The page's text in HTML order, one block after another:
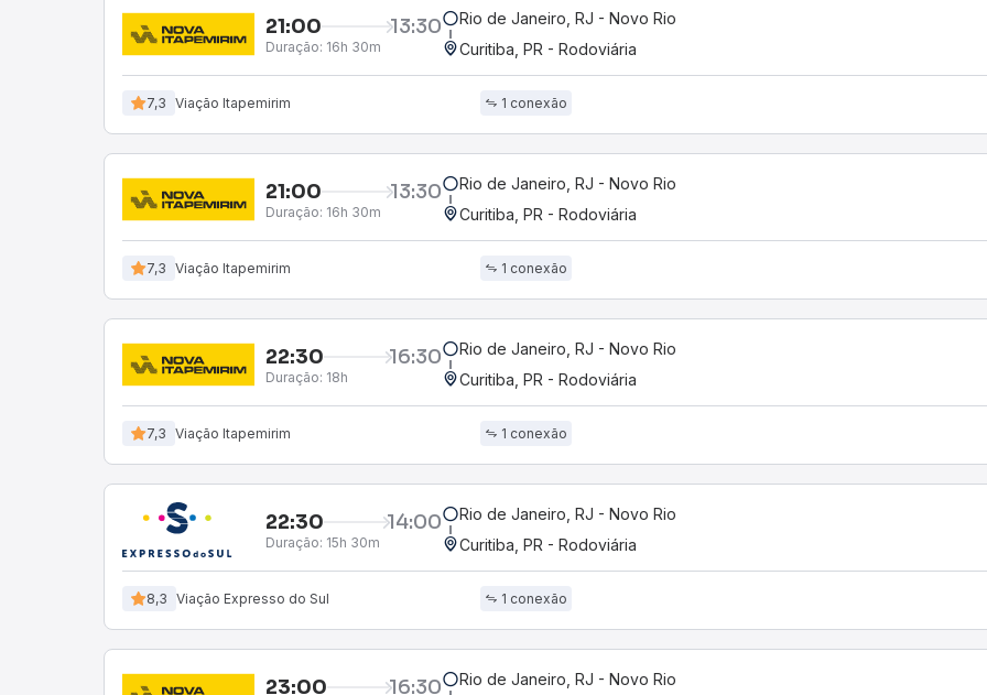
21:00 13:30
Duração: 16h 30m
Rio de Janeiro, RJ - Novo Rio
Curitiba, PR - Rodoviária
7,3 Viação Itapemirim 1 conexão
21:00 13:30
Duração: 16h 30m
Rio de Janeiro, RJ - Novo Rio
Curitiba, PR - Rodoviária
7,3 Viação Itapemirim 1 conexão
22:30 16:30
Duração: 18h
Rio de Janeiro, RJ - Novo Rio
Curitiba, PR - Rodoviária
7,3 Viação Itapemirim 1 conexão
22:30 14:00
Duração: 15h 30m
Rio de Janeiro, RJ - Novo Rio
Curitiba, PR - Rodoviária
8,3 Viação Expresso do Sul 1 conexão
23:00 16:30 Rio de Janeiro, RJ - Novo Rio